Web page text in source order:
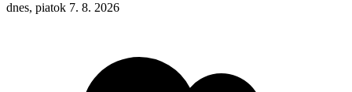
dnes, piatok 7. 8. 2026